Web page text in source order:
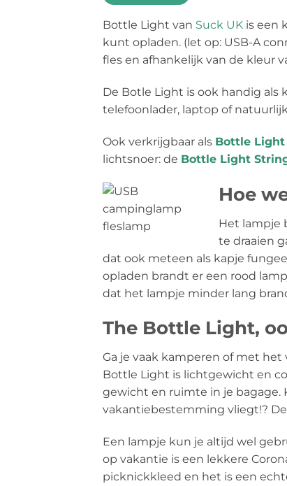
Bottle Light van Suck UK is een
kunt opladen. (let op: USB-A
fles en afhankelijk van de kleur
De Botle Light is ook handig als
telefoonlader, laptop of
Ook verkrijgbaar als Bottle
lichtsnoer: de Bottle Light
Hoe
Het lampje
te draaien
dat ook meteen als kapje
opladen brandt er een rood
dat het lampje minder lang
The Bottle Light,
Ga je vaak kamperen of met
Bottle Light is lichtgewicht en
gewicht en ruimte in je bagage.
vakantiebestemming vliegt!?
Een lampje kun je altijd wel
op vakantie is een lekkere
picknickkleed en het is een